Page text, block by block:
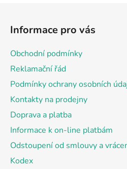
Informace pro vás
Obchodní podmínky
Reklamační řád
Podmínky ochrany osobních
Kontakty na prodejny
Doprava a platba
Informace k on-line platbám
Odstoupení od smlouvy a
Kodex